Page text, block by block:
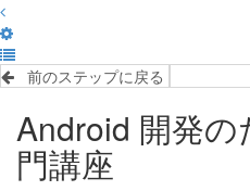
前のステップに戻る
Android 開発の
門講座